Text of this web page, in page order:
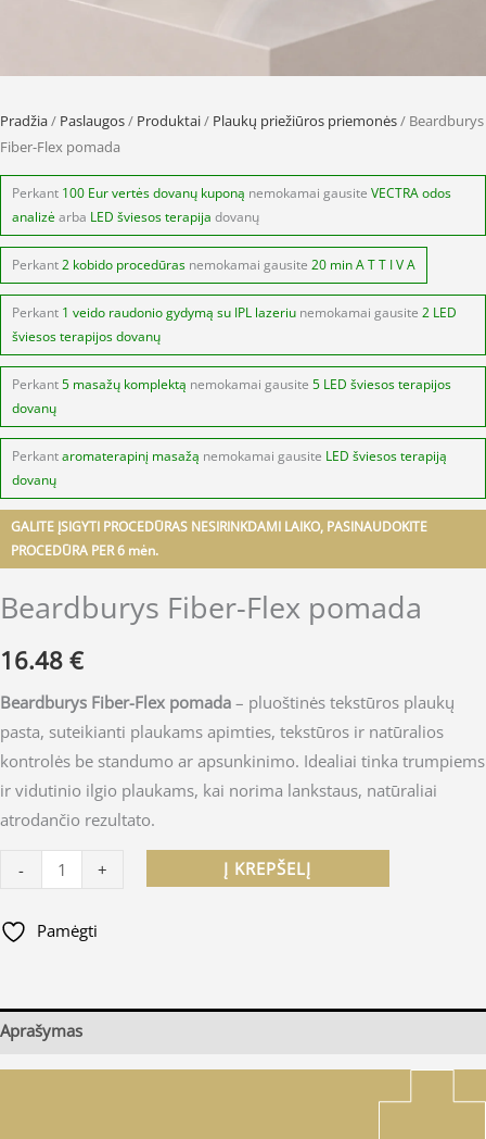
Pradžia/ Paslaugos/ Produktai/ Plaukų priežiūros priemonės/ Beardburys
Fiber-Flex pomada
Perkant 100 Eur vertės dovanų kuponą nemokamai gausite VECTRA odos
analizė arba LED šviesos terapija dovanų
Perkant2 kobido procedūras nemokamai gausite 20 min A T T I V A
Perkant 1 veido raudonio gydymą su IPL lazeriu nemokamai gausite 2 LED
šviesos terapijos dovanų
Perkant5 masažų komplektą nemokamai gausite 5 LED šviesos terapijos
dovanų
Perkantaromaterapinį masažą nemokamai gausite LED šviesos terapiją
dovanų
GALITE ĮSIGYTI PROCEDŪRAS NESIRINKDAMI LAIKO, PASINAUDOKITE
PROCEDŪRA PER 6 mėn.
Beardburys Fiber-Flex pomada
16.48 €
Beardburys Fiber-Flex pomada – pluoštinės tekstūros plaukų
pasta, suteikianti plaukams apimties, tekstūros ir natūralios
kontrolės be standumo ar apsunkinimo. Idealiai tinka trumpiems
ir vidutinio ilgio plaukams, kai norima lankstaus, natūraliai
atrodančio rezultato.
- + Į KREPŠELĮ
Pamėgti
Aprašymas